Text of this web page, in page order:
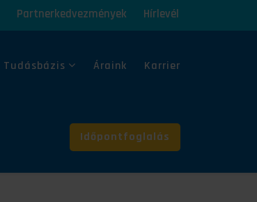
Partnerkedvezmények Hírlevél
Tudásbázis Áraink Karrier
Időpontfoglalás